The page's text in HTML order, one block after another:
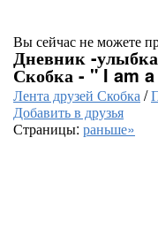
Вы сейчас не можете
Дневник -
Скобка - " I am
Лента друзей Скобка/
Добавить в друзья
Страницы: раньше»